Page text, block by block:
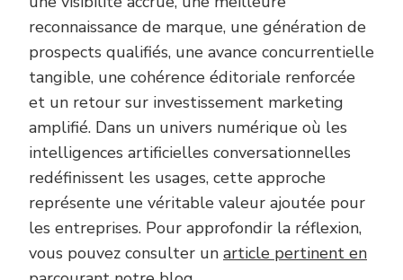
reconnaissance de marque, une génération de
prospects qualifiés, une avance concurrentielle
tangible, une cohérence éditoriale renforcée
et un retour sur investissement marketing
amplifié. Dans un univers numérique où les
intelligences artificielles conversationnelles
redéfinissent les usages, cette approche
représente une véritable valeur ajoutée pour
les entreprises. Pour approfondir la réflexion,
vous pouvez consulter un article pertinent en